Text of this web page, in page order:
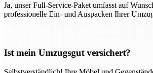
Ja, unser Full-Service-Paket umfasst auf
professionelle Ein- und Auspacken Ihrer
Ist mein Umzugsgut versichert?